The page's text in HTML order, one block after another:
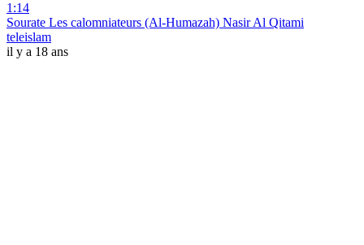
1:14
Sourate Les calomniateurs (Al-Humazah) Nasir Al Qitami
teleislam
il y a 18 ans